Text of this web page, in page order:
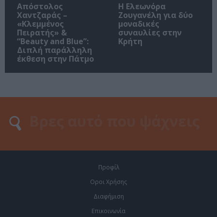
Απόστολος
Χαντζαράς –
«Κλεμμένος
Πειρατής» &
“Beauty and Blue”:
Διπλή παράλληλη
έκθεση στην Πάτμο
Η Ελεωνόρα
Ζουγανέλη για δύο
μοναδικές
συναυλίες στην
Κρήτη
Προφίλ
Οροι Χρήσης
Διαφήμιση
Επικοινωνία